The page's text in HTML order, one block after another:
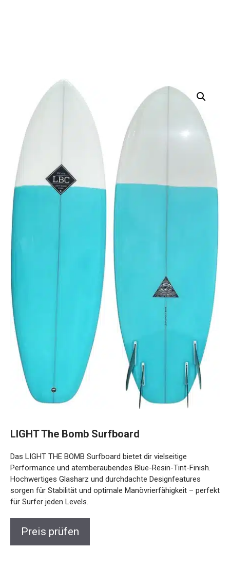
Performance und atemberaubendes Blue-Resin-Tint-Finish.
Hochwertiges Glasharz und durchdachte Designfeatures
sorgen für Stabilität und optimale Manövrierfähigkeit –
perfekt für Surfer jeden Levels.
Preis prüfen